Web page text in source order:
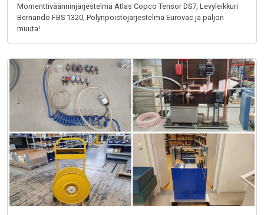
Momenttiväänninjärjestelmä Atlas Copco Tensor DS7, Levyleikkuri
Bernando FBS 1320, Pölynpoistojärjestelmä Eurovac ja paljon
muuta!